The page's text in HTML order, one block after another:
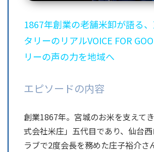
1867年創業の老舗米卸が語る
タリーのリアルVOICE FOR
リーの声の力を地域へ
エピソードの内容
創業1867年。宮城のお米を支えて
式会社米庄」五代目であり、仙台
ラブで2度会長を務めた庄子裕介さ